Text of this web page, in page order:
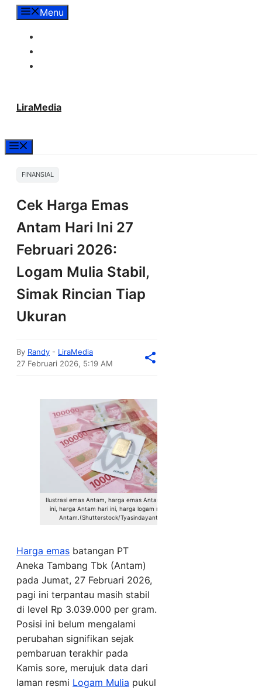
LangsungMenu
LiraMedia
FINANSIAL
Cek Harga Emas
Antam Hari Ini 27
Februari 2026:
Logam Mulia Stabil,
Simak Rincian Tiap
Ukuran
By Randy - LiraMedia
27 Februari 2026, 5:19 AM
Ilustrasi emas Antam, harga emas Antam hari
ini, harga Antam hari ini, harga logam mulia
Antam.(Shutterstock/Tyasindayanti)
Harga emas batangan PT
Aneka Tambang Tbk (Antam)
pada Jumat, 27 Februari 2026,
pagi ini terpantau masih stabil
di level Rp 3.039.000 per gram.
Posisi ini belum mengalami
perubahan signifikan sejak
pembaruan terakhir pada
Kamis sore, merujuk data dari
laman resmi Logam Mulia pukul